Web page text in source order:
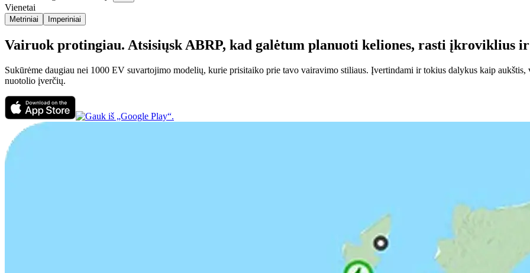
Vienetai
Metriniai Imperiniai
Vairuok protingiau. Atsisiųsk ABRP, kad galėtum planuoti keliones, rasti įkroviklius
Sukūrėme daugiau nei 1000 EV suvartojimo modelių, kurie prisitaiko prie tavo vairavimo stiliaus. Įvertindami ir tokius dalykus kaip
nuotolio įverčių.